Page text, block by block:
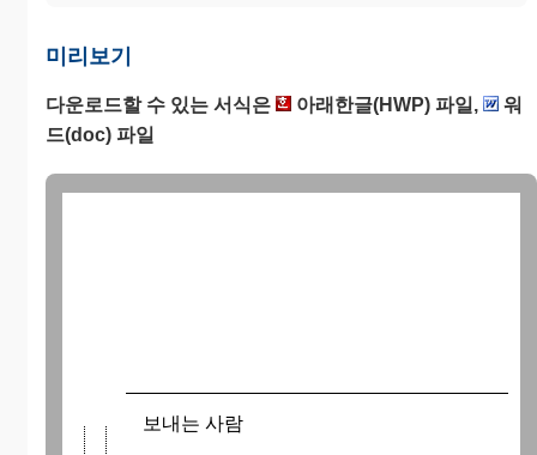
미리보기
다운로드할 수 있는 서식은 아래한글(HWP) 파일,
워
드(doc) 파일
보내는 사람